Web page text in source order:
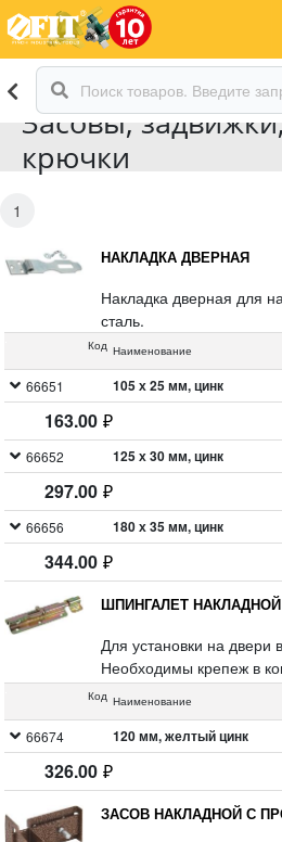
Засовы,
крючки
1
НАКЛАДКА ДВЕРНАЯ
Накладка дверная для
сталь.
Код Наименование
66651 105 х 25 мм, цинк
163.00
66652 125 х 30 мм, цинк
297.00
66656 180 х 35 мм, цинк
344.00
ШПИНГАЛЕТ НАКЛАДНОЙ
Для установки на
Необходимы крепеж в
инструментальная сталь.
Код Наименование
66674 120 мм, желтый цинк
326.00
ЗАСОВ НАКЛАДНОЙ С